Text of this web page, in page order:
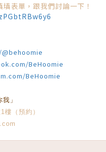
表單，跟我們討論一下！
BeHoomie
BeHoomie
」
樓（預約）